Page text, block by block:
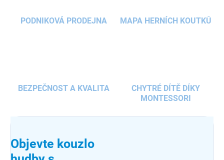
PODNIKOVÁ PRODEJNA MAPA HERNÍCH KOUTKŮ
BEZPEČNOST A KVALITA
CHYTRÉ DÍTĚ DÍKY
MONTESSORI
Objevte kouzlo